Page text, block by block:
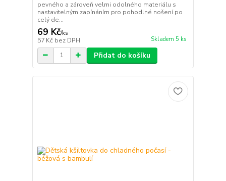
pevného a zároveň velmi odolného materiálu s
nastavitelným zapínáním pro pohodlné nošení po
celý de...
69 Kč/ks
57 Kč bez DPH Skladem 5 ks
Přidat do košíku